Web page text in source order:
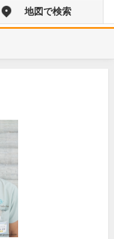
地図で検索